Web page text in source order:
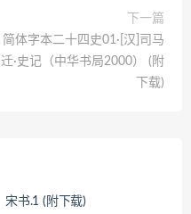
下一篇
简体字本二十四史01·[汉]司马
迁·史记（中华书局2000） (附
下载)
宋书.1 (附下载)